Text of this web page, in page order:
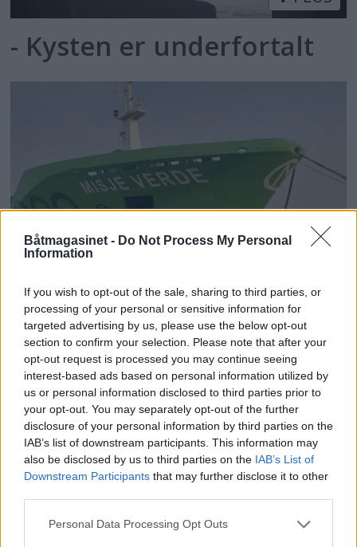
Båtmagasinet - Do Not Process My Personal
Information
If you wish to opt-out of the sale, sharing to third parties, or
processing of your personal or sensitive information for
targeted advertising by us, please use the below opt-out
section to confirm your selection. Please note that after your
opt-out request is processed you may continue seeing
interest-based ads based on personal information utilized by
us or personal information disclosed to third parties prior to
your opt-out. You may separately opt-out of the further
disclosure of your personal information by third parties on the
IAB’s list of downstream participants. This information may
also be disclosed by us to third parties on the IAB’s List of
Downstream Participants that may further disclose it to other
Personal Data Processing Opt Outs
- Kysten er underfortalt
Losen avviser straffeskyld
ANNONSØRINNHOLD
BÅTMAGASINET